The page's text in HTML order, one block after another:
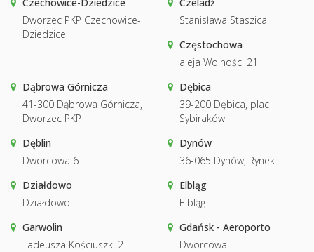
Dworzec PKP Czechowice-
Dziedzice
Stanisława Staszica
Częstochowa
aleja Wolności 21
Dąbrowa Górnicza
41-300 Dąbrowa Górnicza,
Dworzec PKP
Dębica
39-200 Dębica, plac
Sybiraków
Dęblin
Dworcowa 6
Dynów
36-065 Dynów, Rynek
Działdowo
Działdowo
Elbląg
Elbląg
Garwolin
Tadeusza Kościuszki 2
Gdańsk - Aeroporto
Dworcowa